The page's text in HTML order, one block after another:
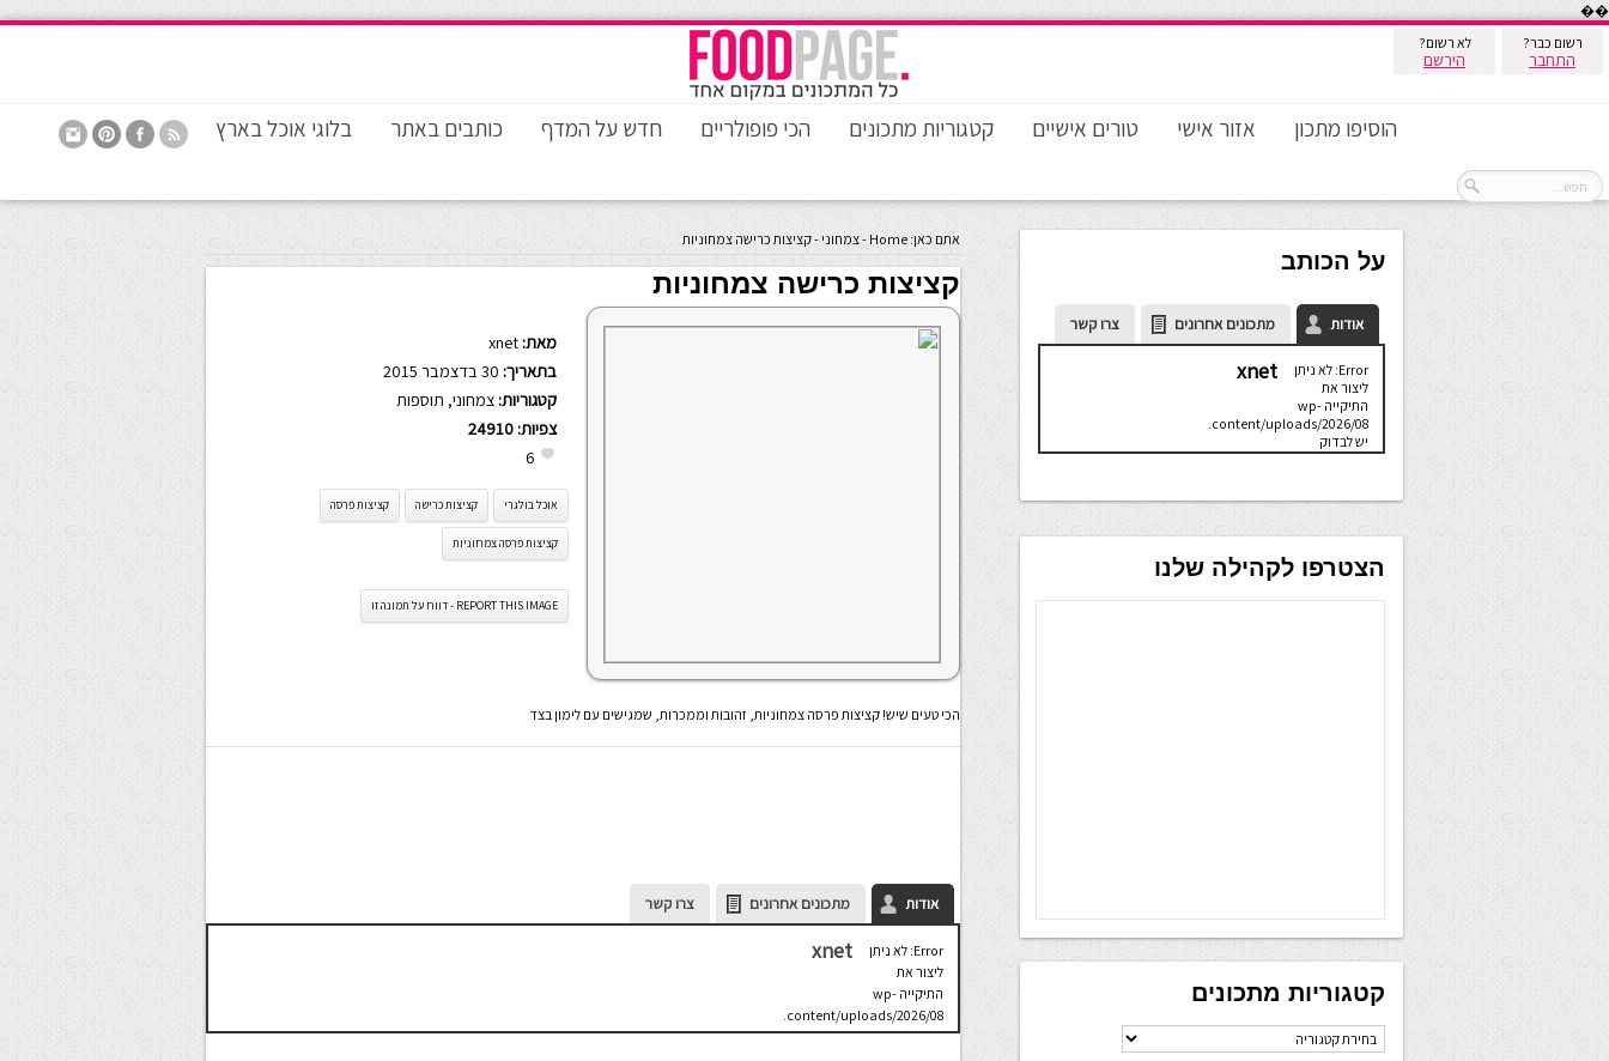
��
רשום כבר?
התחבר
לא רשום?
הירשם
הוסיפו מתכון אזור אישי טורים אישיים קטגוריות מתכונים הכי פופולריים חדש על המדף כותבים באתר בלוגי אוכל בארץ
אתם כאן: Home
-צמחוני -קציצות כרישה צמחוניות
קציצות כרישה צמחוניות
מאת: xnet
בתאריך:
קטגוריות: צמחוני, תוספות
צפיות: 24910
6
אוכל בולגרי קציצות כרישה קציצות פרסה
קציצות פרסה צמחוניות
REPORT THIS IMAGE - דווח על תמונה זו
הכי טעים שיש! קציצות פרסה צמחוניות, זהובות וממכרות, שמגישים עם לימון בצד
אודות מתכונים אחרונים צרו קשר
Error: לא ניתן
ליצור את
התיקייה wp-
content/uploads/2026/08.
יש לבדוק
xnet
על הכותב
אודות מתכונים אחרונים צרו קשר
Error: לא ניתן
ליצור את
התיקייה wp-
content/uploads/2026/08.
יש לבדוק
שתיקיית האב
xnet
הצטרפו לקהילה שלנו
קטגוריות מתכונים
קטגוריות
מתכונים